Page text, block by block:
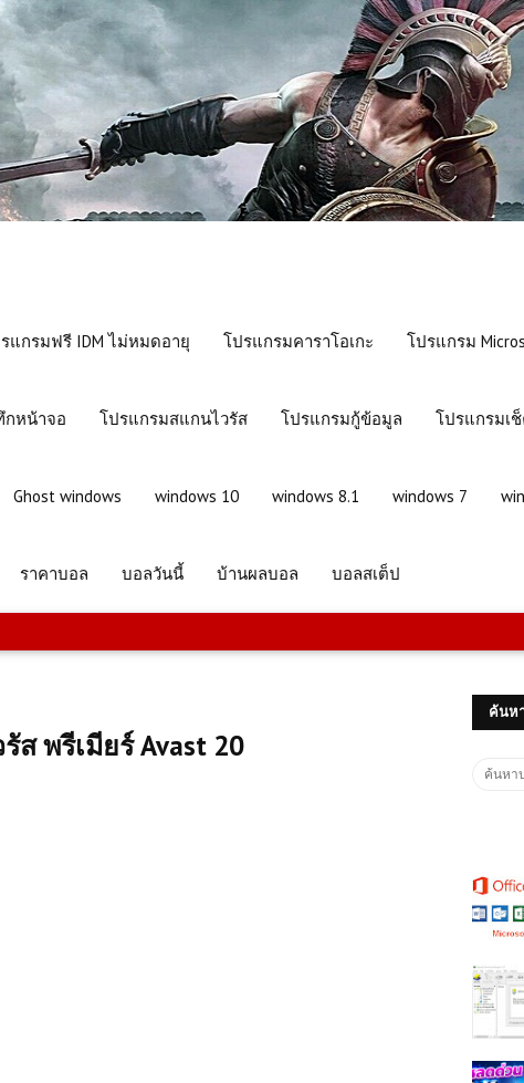
แกรมฟรี IDM ไม่หมดอายุ โปรแกรมคาราโอเกะ โปรแกรม
หน้าจอ โปรแกรมสแกนไวรัส โปรแกรมกู้ข้อมูล โปรแกรมเช็
Ghost windows windows 10 windows 8.1 windows 7
ราคาบอล บอลวันนี้ บ้านผลบอล บอลสเต็ป
พรีเมียร์ Avast 20
ค้นห